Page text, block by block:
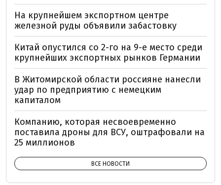
На крупнейшем экспортном центре
железной руды объявили забастовку
Китай опустился со 2-го на 9-е место среди
крупнейших экспортных рынков Германии
В Житомирской области россияне нанесли
удар по предприятию с немецким
капиталом
Компанию, которая несвоевременно
поставила дроны для ВСУ, оштрафовали на
25 миллионов
ВСЕ НОВОСТИ